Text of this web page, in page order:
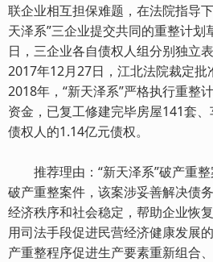
联企业相互担保难题，在法院指导
天泽系”三企业提交共同的重整计
日，三企业各自债权人组分别独立
2017年12月27日，江北法院裁定批
2018年，“新天泽系”严格执行重整
资金，已复工修建完毕房屋141套
债权人的1.14亿元债权。
推荐理由：“新天泽系”破产重整
破产重整案件，该案涉妥善解决债
经济秩序和社会稳定，帮助企业恢
用司法手段促进民营经济健康发展
产重整程序促进生产要素重新组合